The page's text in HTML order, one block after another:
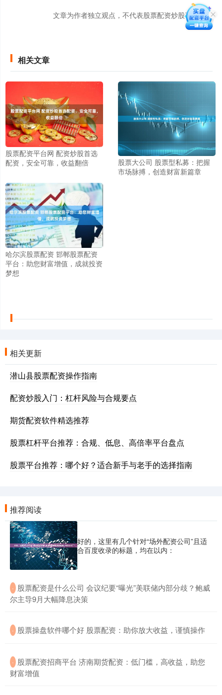
文章为作者独立观点，不代表股票配资炒股平台观点
相关文章
股票配资平台网 配资炒股首选
配资，安全可靠，收益翻倍
股票大公司 股票型私募：把握
市场脉搏，创造财富新篇章
哈尔滨股票配资 邯郸股票配资
平台：助您财富增值，成就投资
梦想
相关更新
潜山县股票配资操作指南
配资炒股入门：杠杆风险与合规要点
期货配资软件精选推荐
股票杠杆平台推荐：合规、低息、高倍率平台盘点
股票平台推荐：哪个好？适合新手与老手的选择指南
推荐阅读
好的，这里有几个针对“场外配资公司”且适
合百度收录的标题，均在以内：
· ​股票配资是什么公司 会议纪要“曝光”美联储内部分歧？鲍威
尔主导9月大幅降息决策
· ​股票操盘软件哪个好 股票配资：助你放大收益，谨慎操作
· ​股票配资招商平台 济南期货配资：低门槛，高收益，助您
财富增值